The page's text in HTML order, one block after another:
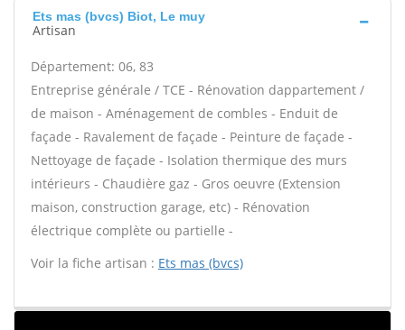
Ets mas (bvcs) Biot, Le muy
Artisan
Département: 06, 83
Entreprise générale / TCE - Rénovation dappartement /
de maison - Aménagement de combles - Enduit de
façade - Ravalement de façade - Peinture de façade -
Nettoyage de façade - Isolation thermique des murs
intérieurs - Chaudière gaz - Gros oeuvre (Extension
maison, construction garage, etc) - Rénovation
électrique complète ou partielle -
Voir la fiche artisan : Ets mas (bvcs)